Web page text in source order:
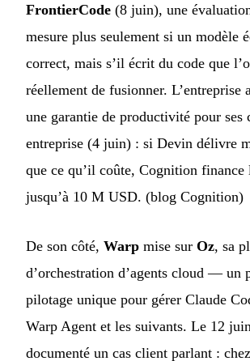
FrontierCode (8 juin), une
mesure plus seulement si un modèle
correct, mais s’il écrit du code que
réellement de fusionner. L’entreprise
une garantie de productivité pour ses
entreprise (4 juin) : si Devin délivre
que ce qu’il coûte, Cognition finance
jusqu’à 10 M USD. (blog Cognition)
De son côté, Warp mise sur Oz, sa
d’orchestration d’agents cloud — un
pilotage unique pour gérer Claude
Warp Agent et les suivants. Le 12
documenté un cas client parlant :